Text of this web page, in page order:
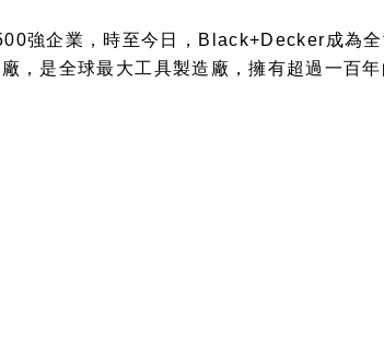
強企業，時至今日，Black+Decker成為
，是全球最大工具製造廠，擁有超過一百